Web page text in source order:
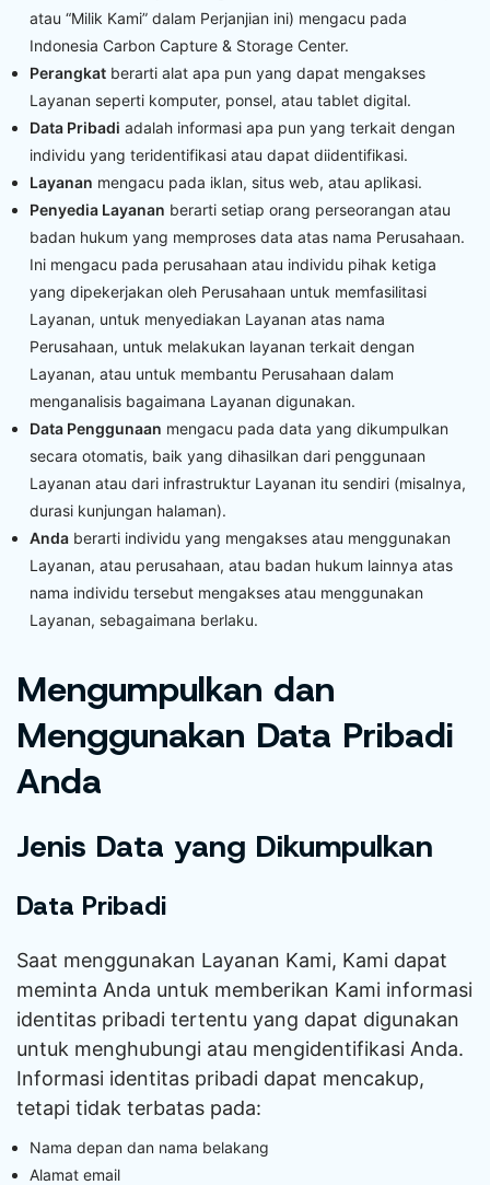
atau “Milik Kami” dalam Perjanjian ini) mengacu pada
Indonesia Carbon Capture & Storage Center.
Perangkat berarti alat apa pun yang dapat mengakses
Layanan seperti komputer, ponsel, atau tablet digital.
Data Pribadi adalah informasi apa pun yang terkait dengan
individu yang teridentifikasi atau dapat diidentifikasi.
Layanan mengacu pada iklan, situs web, atau aplikasi.
Penyedia Layanan berarti setiap orang perseorangan atau
badan hukum yang memproses data atas nama Perusahaan.
Ini mengacu pada perusahaan atau individu pihak ketiga
yang dipekerjakan oleh Perusahaan untuk memfasilitasi
Layanan, untuk menyediakan Layanan atas nama
Perusahaan, untuk melakukan layanan terkait dengan
Layanan, atau untuk membantu Perusahaan dalam
menganalisis bagaimana Layanan digunakan.
Data Penggunaan mengacu pada data yang dikumpulkan
secara otomatis, baik yang dihasilkan dari penggunaan
Layanan atau dari infrastruktur Layanan itu sendiri (misalnya,
durasi kunjungan halaman).
Anda berarti individu yang mengakses atau menggunakan
Layanan, atau perusahaan, atau badan hukum lainnya atas
nama individu tersebut mengakses atau menggunakan
Layanan, sebagaimana berlaku.
Mengumpulkan dan
Menggunakan Data Pribadi
Anda
Jenis Data yang Dikumpulkan
Data Pribadi
Saat menggunakan Layanan Kami, Kami dapat
meminta Anda untuk memberikan Kami informasi
identitas pribadi tertentu yang dapat digunakan
untuk menghubungi atau mengidentifikasi Anda.
Informasi identitas pribadi dapat mencakup,
tetapi tidak terbatas pada:
Nama depan dan nama belakang
Alamat email